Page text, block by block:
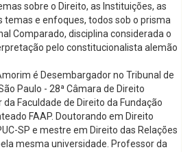
sobre o Direito, as Instituições, as
temas e enfoques, todos sob o prisma
Comparado, disciplina considerada o
pelo constitucionalista alemão
é Desembargador no Tribunal de
Paulo - 28ª Câmara de Direito
da Faculdade de Direito da Fundação
FAAP. Doutorando em Direito
SP e mestre em Direito das Relações
mesma universidade. Professor da